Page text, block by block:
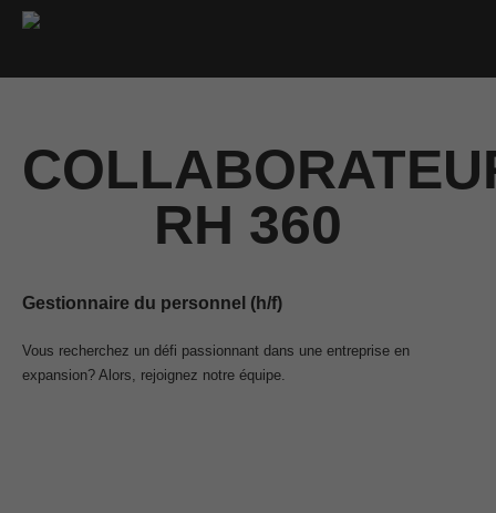
RH 360
Gestionnaire du personnel (h/f)
Vous recherchez un défi passionnant dans une entreprise en
expansion? Alors, rejoignez notre équipe.